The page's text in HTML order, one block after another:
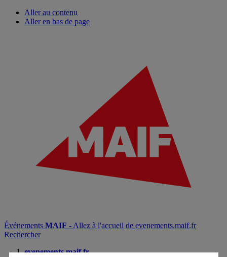
Aller au contenu
Aller en bas de page
Événements MAIF - Allez à l'accueil de evenements.maif.fr
Rechercher
evenements.maif.fr